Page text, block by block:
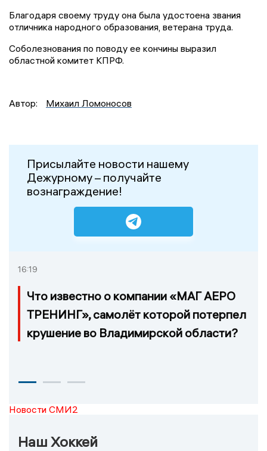
Благодаря своему труду она была удостоена звания
отличника народного образования, ветерана труда.
Соболезнования по поводу ее кончины выразил
областной комитет КПРФ.
Автор: Михаил Ломоносов
Присылайте новости нашему
Дежурному – получайте
вознаграждение!
16:19
Что известно о компании «МАГ АЕРО
ТРЕНИНГ», самолёт которой потерпел
крушение во Владимирской области?
Новости СМИ2
Наш Хоккей